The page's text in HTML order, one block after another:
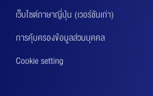
เว็บไซต์ภาษาญี่ปุ่น (เวอร์ชันเก่า)
การคุ้มครองข้อมูลส่วนบุคคล
Cookie setting